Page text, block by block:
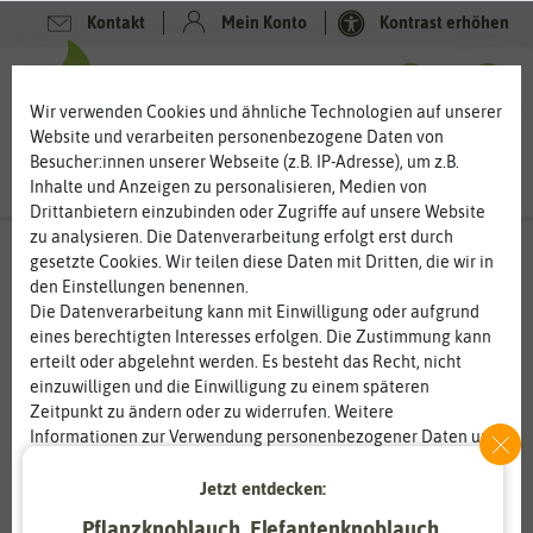
Kontakt Mein Konto Kontrast erhöhen
-80%
Wir verwenden Cookies und ähnliche Technologien auf unserer
Website und verarbeiten personenbezogene Daten von
Besucher:innen unserer Webseite (z.B. IP-Adresse), um z.B.
Inhalte und Anzeigen zu personalisieren, Medien von
Drittanbietern einzubinden oder Zugriffe auf unsere Website
zu analysieren. Die Datenverarbeitung erfolgt erst durch
gesetzte Cookies. Wir teilen diese Daten mit Dritten, die wir in
den Einstellungen benennen.
Die Datenverarbeitung kann mit Einwilligung oder aufgrund
eines berechtigten Interesses erfolgen. Die Zustimmung kann
erteilt oder abgelehnt werden. Es besteht das Recht, nicht
einzuwilligen und die Einwilligung zu einem späteren
Zeitpunkt zu ändern oder zu widerrufen. Weitere
Informationen zur Verwendung personenbezogener Daten und
Essenziell Statistik
Jetzt entdecken: